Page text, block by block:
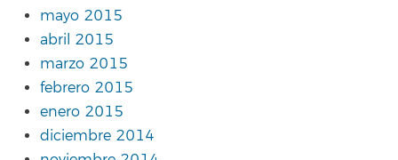
mayo 2015
abril 2015
marzo 2015
febrero 2015
enero 2015
diciembre 2014